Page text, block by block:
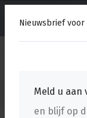
Nieuwsbrief
Meld u aan
en blijf op